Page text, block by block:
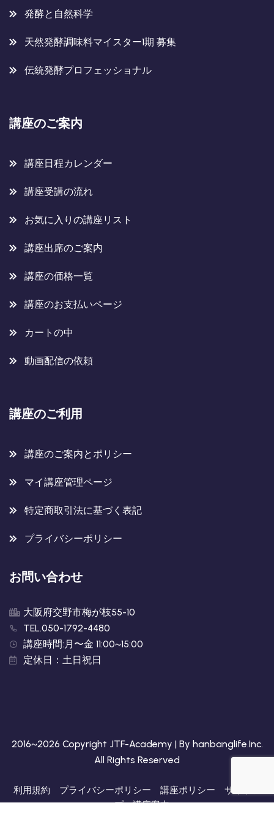
発酵と自然科学
天然発酵調味料マイスター1期 募集
伝統発酵プロフェッショナル
講座のご案内
講座日程カレンダー
講座受講の流れ
お気に入りの講座リスト
講座出席のご案内
講座の価格一覧
講座のお支払いページ
カートの中
動画配信の依頼
講座のご利用
講座のご案内とポリシー
マイ講座管理ページ
特定商取引法に基づく表記
プライバシーポリシー
お問い合わせ
大阪府交野市梅が枝55-10
TEL.050-1792-4480
講座時間:月〜金 11:00~15:00
定休日：土日祝日
2016~2026 Copyright JTF-Academy | By hanbanglife.Inc.
All Rights Reserved
利用規約 プライバシーポリシー 講座ポリシー
サイトア
ップ
講座案内